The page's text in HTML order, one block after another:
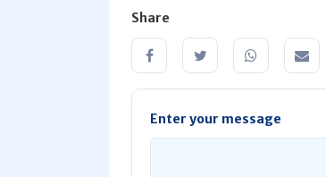
Share
Enter your message